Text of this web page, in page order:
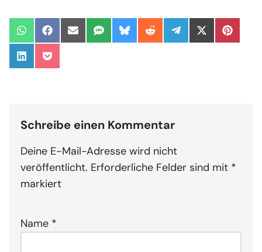
Schreibe einen Kommentar
Deine E-Mail-Adresse wird nicht
veröffentlicht. Erforderliche Felder sind mit *
markiert
Name *